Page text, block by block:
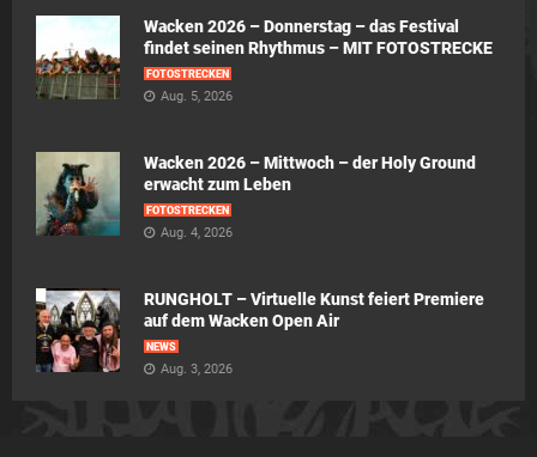
Wacken 2026 – Donnerstag – das Festival
findet seinen Rhythmus – MIT FOTOSTRECKE
FOTOSTRECKEN
Aug. 5, 2026
Wacken 2026 – Mittwoch – der Holy Ground
erwacht zum Leben
FOTOSTRECKEN
Aug. 4, 2026
RUNGHOLT – Virtuelle Kunst feiert Premiere
auf dem Wacken Open Air
NEWS
Aug. 3, 2026